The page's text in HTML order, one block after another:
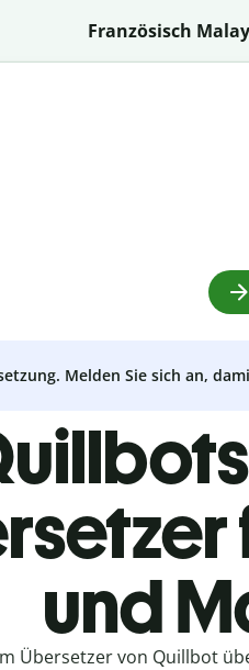
Französisch
Melden Sie sich an,
und
Übersetzer von Quillbot